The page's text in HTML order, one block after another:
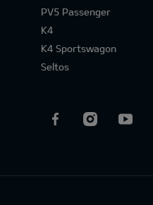
PV5 Passenger
K4
K4 Sportswagon
Seltos